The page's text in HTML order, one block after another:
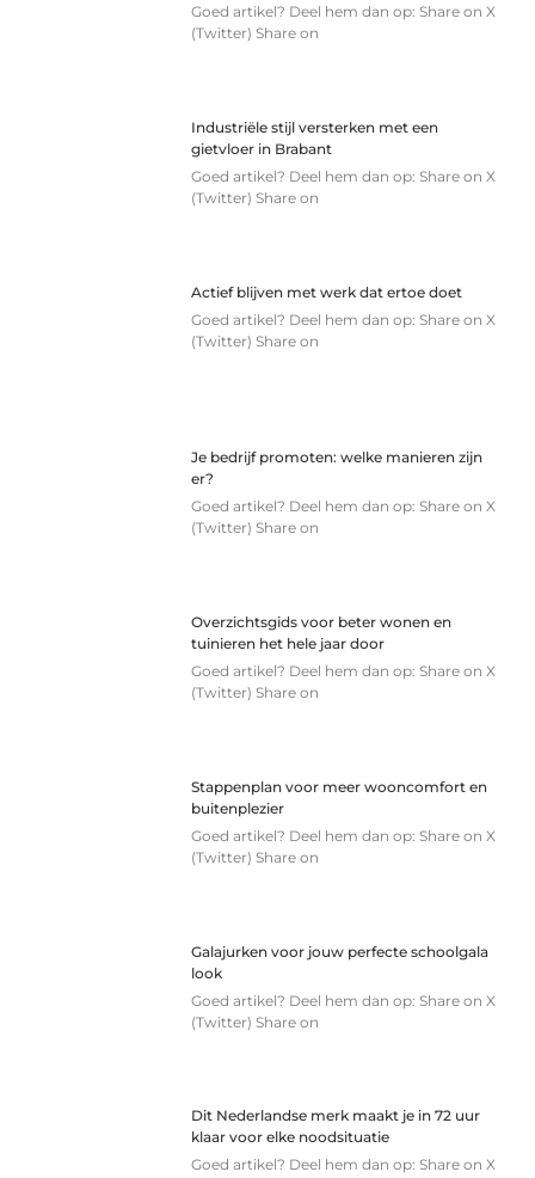
Goed artikel? Deel hem dan op: Share on X
(Twitter) Share on
Industriële stijl versterken met een
gietvloer in Brabant
Goed artikel? Deel hem dan op: Share on X
(Twitter) Share on
Actief blijven met werk dat ertoe doet
Goed artikel? Deel hem dan op: Share on X
(Twitter) Share on
Je bedrijf promoten: welke manieren zijn
er?
Goed artikel? Deel hem dan op: Share on X
(Twitter) Share on
Overzichtsgids voor beter wonen en
tuinieren het hele jaar door
Goed artikel? Deel hem dan op: Share on X
(Twitter) Share on
Stappenplan voor meer wooncomfort en
buitenplezier
Goed artikel? Deel hem dan op: Share on X
(Twitter) Share on
Galajurken voor jouw perfecte schoolgala
look
Goed artikel? Deel hem dan op: Share on X
(Twitter) Share on
Dit Nederlandse merk maakt je in 72 uur
klaar voor elke noodsituatie
Goed artikel? Deel hem dan op: Share on X